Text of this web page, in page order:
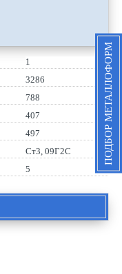
1
3286
788
407
497
Ст3, 09Г2С
5
ПОДБОР МЕТАЛЛОФОРМ